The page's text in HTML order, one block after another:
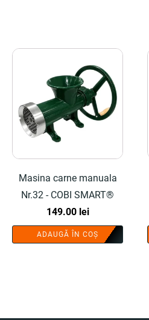
Masina carne manuala
Nr.32 - COBI SMART®
149.00 lei
ADAUGĂ ÎN COȘ